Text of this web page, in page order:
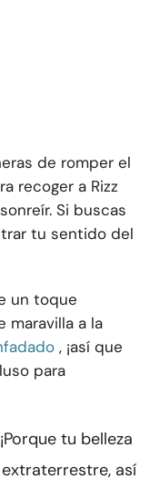
de romper el
recoger a Rizz
Si buscas
tu sentido del
un toque
maravilla a la
, ¡así que
para
tu belleza
así